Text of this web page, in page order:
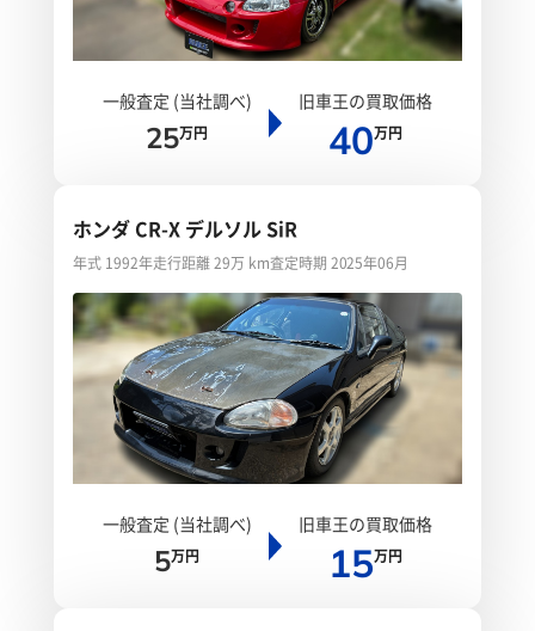
一般査定 (当社調べ)
25万円
旧車王の買取価格
40万円
ホンダ CR-X デルソル SiR
年式 1992年走行距離 29万 km査定時期 2025年06月
一般査定 (当社調べ)
5万円
旧車王の買取価格
15万円